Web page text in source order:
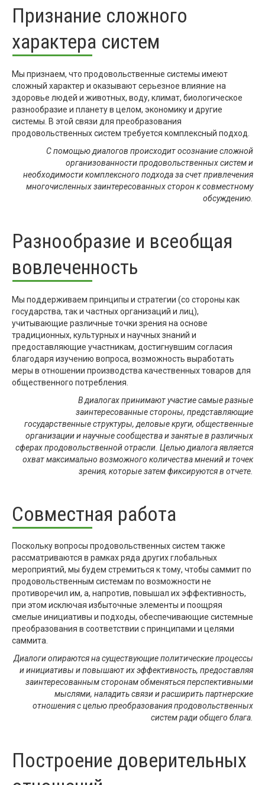
Признание сложного
характера систем
Мы признаем, что продовольственные системы имеют
сложный характер и оказывают серьезное влияние на
здоровье людей и животных, воду, климат, биологическое
разнообразие и планету в целом, экономику и другие
системы. В этой связи для преобразования
продовольственных систем требуется комплексный подход.
С помощью диалогов происходит осознание сложной
организованности продовольственных систем и
необходимости комплексного подхода за счет привлечения
многочисленных заинтересованных сторон к совместному
обсуждению.
Разнообразие и всеобщая
вовлеченность
Мы поддерживаем принципы и стратегии (со стороны как
государства, так и частных организаций и лиц),
учитывающие различные точки зрения на основе
традиционных, культурных и научных знаний и
предоставляющие участникам, достигнувшим согласия
благодаря изучению вопроса, возможность выработать
меры в отношении производства качественных товаров для
общественного потребления.
В диалогах принимают участие самые разные
заинтересованные стороны, представляющие
государственные структуры, деловые круги, общественные
организации и научные сообщества и занятые в различных
сферах продовольственной отрасли. Целью диалога является
охват максимально возможного количества мнений и точек
зрения, которые затем фиксируются в отчете.
Совместная работа
Поскольку вопросы продовольственных систем также
рассматриваются в рамках ряда других глобальных
мероприятий, мы будем стремиться к тому, чтобы саммит по
продовольственным системам по возможности не
противоречил им, а, напротив, повышал их эффективность,
при этом исключая избыточные элементы и поощряя
смелые инициативы и подходы, обеспечивающие системные
преобразования в соответствии с принципами и целями
саммита.
Диалоги опираются на существующие политические процессы
и инициативы и повышают их эффективность, предоставляя
заинтересованным сторонам обменяться перспективными
мыслями, наладить связи и расширить партнерские
отношения с целью преобразования продовольственных
систем ради общего блага.
Построение доверительных